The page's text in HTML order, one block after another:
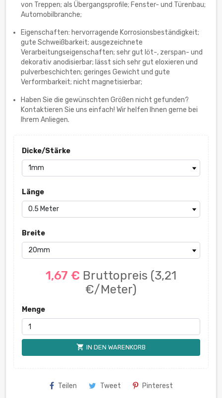
von Treppen; als Übergangsprofile; Fenster- und Türenbau;
Automobilbranche;
Eigenschaften: hervorragende Korrosionsbeständigkeit;
gute Schweißbarkeit; ausgezeichnete
Verarbeitungseigenschaften; sehr gut löt-, zerspan- und
dekorativ anodisierbar; lässt sich sehr gut eloxieren und
pulverbeschichten; geringes Gewicht und gute
Verformbarkeit; nicht magnetisierbar;
Haben Sie die gewünschten Größen nicht gefunden?
Kontaktieren Sie uns einfach! Wir helfen Ihnen gerne bei
Ihrem Anliegen.
Dicke/Stärke
Länge
Breite
1,67 € Bruttopreis (3,21
€/Meter)
Menge
shopping_cart IN DEN WARENKORB
Teilen Tweet Pinterest